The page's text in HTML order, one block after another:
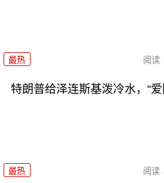
最热 阅读
特朗普给泽连斯基泼冷水，“
最热 阅读